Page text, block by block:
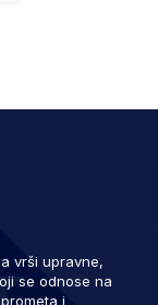
vrši upravne,
se odnose na
i